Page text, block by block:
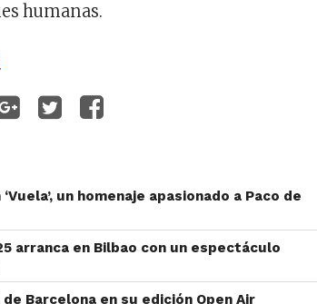
humanas.
.
un homenaje apasionado a Paco de
arranca en Bilbao con un espectáculo
Barcelona en su edición Open Air